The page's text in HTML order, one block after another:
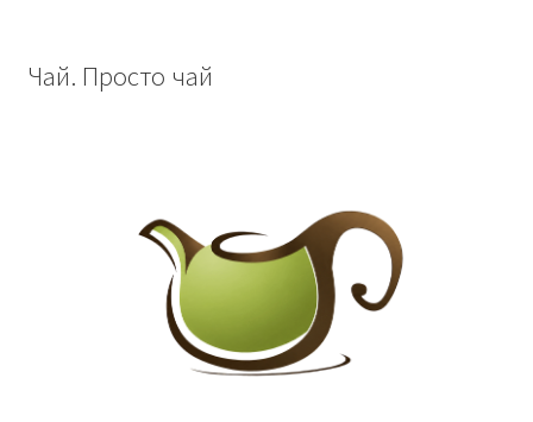
Чай. Просто чай